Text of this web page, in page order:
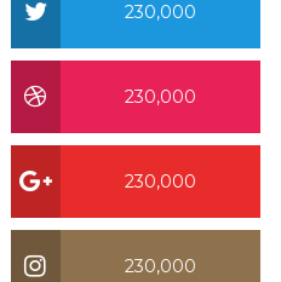
230,000
230,000
230,000
230,000